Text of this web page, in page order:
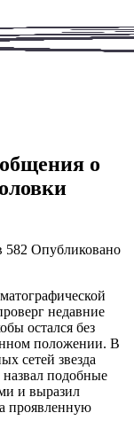
о
582 Опубликовано
недавние
остался без
положении. В
сетей звезда
назвал подобные
и выразил
проявленную